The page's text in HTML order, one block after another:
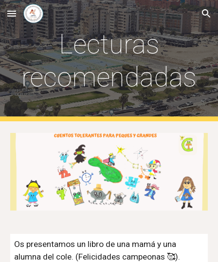
Skip to main content Skip to navigation
Lecturas
recomendadas
Os presentamos un libro de una mamá y una
alumna del cole. (Felicidades campeonas 🥰).